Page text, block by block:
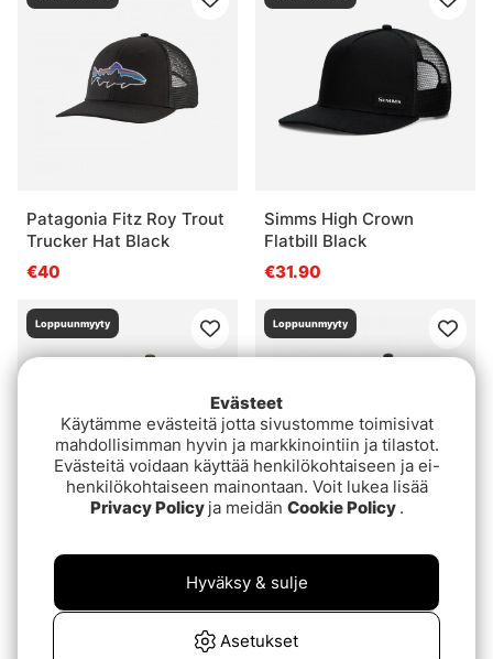
Patagonia Fitz Roy Trout
Trucker Hat Black
€40
Simms High Crown
Flatbill Black
€31.90
Loppuunmyyty
Trucker Jasper
€31.90
Loppuunmyyty
Trucker Hat Forge Grey
Evästeet
Käytämme evästeitä jotta sivustomme toimisivat
mahdollisimman hyvin ja markkinointiin ja tilastot.
Evästeitä voidaan käyttää henkilökohtaiseen ja ei-
henkilökohtaiseen mainontaan. Voit lukea lisää
Privacy Policy ja meidän Cookie Policy .
Asetukset
Hyväksy & sulje